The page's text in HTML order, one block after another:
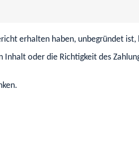
erhalten haben, unbegründet ist,
oder die Richtigkeit des